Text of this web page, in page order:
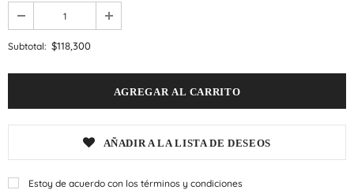
Subtotal: $118,300
AÑADIR A LA LISTA DE DESEOS
Estoy de acuerdo con los términos y condiciones